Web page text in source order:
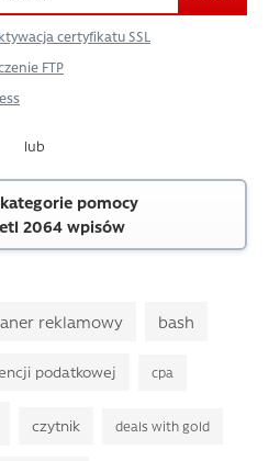
certyfikatu SSL
FTP
lub
pomocy
2064 wpisów
reklamowy bash
podatkowej cpa
czytnik deals with gold